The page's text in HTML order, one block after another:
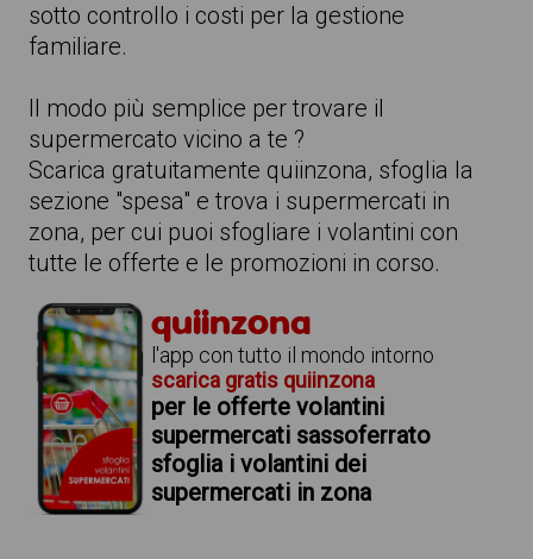
sotto controllo i costi per la gestione
familiare.
Il modo più semplice per trovare il
supermercato vicino a te ?
Scarica gratuitamente quiinzona, sfoglia la
sezione "spesa" e trova i supermercati in
zona, per cui puoi sfogliare i volantini con
tutte le offerte e le promozioni in corso.
quiinzona
l'app con tutto il mondo intorno
scarica gratis quiinzona
per le offerte volantini
supermercati sassoferrato
sfoglia i volantini dei
supermercati in zona